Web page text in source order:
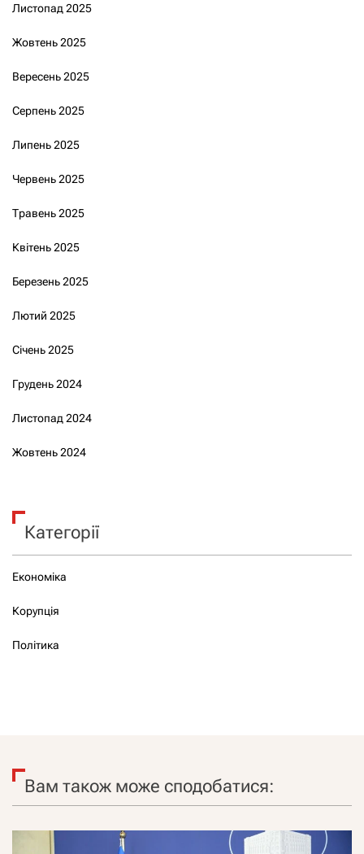
Листопад 2025
Жовтень 2025
Вересень 2025
Серпень 2025
Липень 2025
Червень 2025
Травень 2025
Квітень 2025
Березень 2025
Лютий 2025
Січень 2025
Грудень 2024
Листопад 2024
Жовтень 2024
Категорії
Економіка
Корупція
Політика
Вам також може сподобатися: